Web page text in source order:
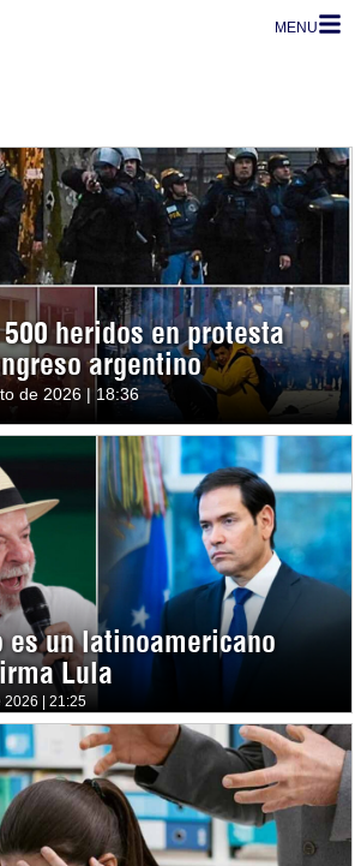
MENU
heridos en protesta
argentino
de 2026 | 18:36
es un latinoamericano
Lula
2026 | 21:25